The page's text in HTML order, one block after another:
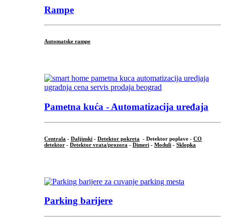
Rampe
Automatske rampe
Pametna kuća - Automatizacija uređaja
Centrala - Daljinski - Detektor pokreta - Detektor poplave - CO
detektor - Detektor vrata/prozora - Dimeri - Moduli - Sklopka
Parking barijere